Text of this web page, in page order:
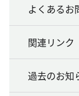
よくあるお
関連リンク
過去のお知